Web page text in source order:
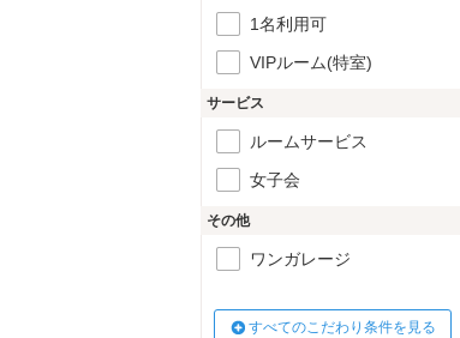
1名利用可
VIPルーム(特室)
サービス
ルームサービス
女子会
その他
ワンガレージ
すべてのこだわり条件を見る